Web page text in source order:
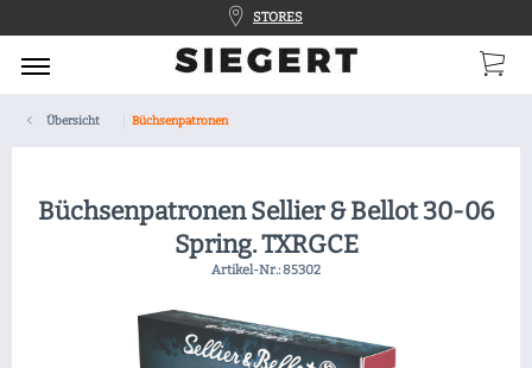
STORES
Übersicht Büchsenpatronen
Büchsenpatronen Sellier & Bellot 30-06
Spring. TXRGCE
Artikel-Nr.:85302